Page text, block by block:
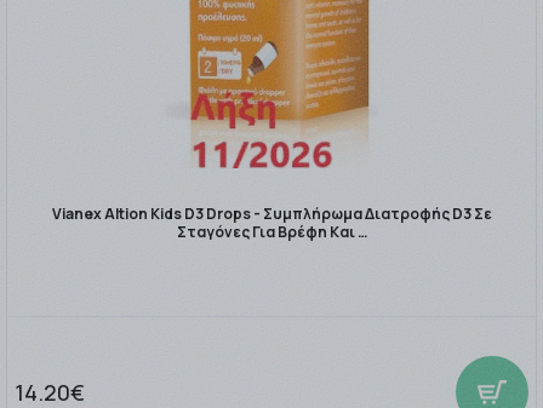
Vianex Altion Kids D3 Drops - Συμπλήρωμα Διατροφής D3 Σε
Σταγόνες Για Βρέφη Και …
14.20€